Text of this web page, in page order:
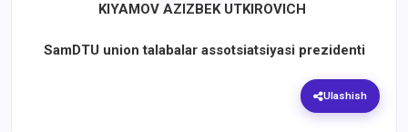
KIYAMOV AZIZBEK UTKIROVICH
SamDTU union talabalar assotsiatsiyasi prezidenti
Ulashish